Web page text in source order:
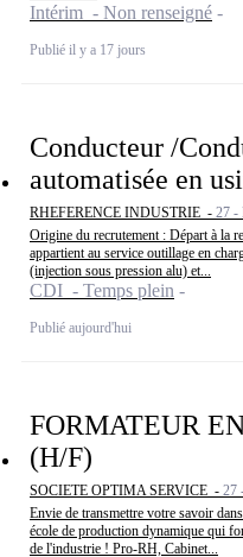
Intérim - Non renseigné
Publié il y a 17 jours
Conducteur /
automatisée en
RHEFERENCE INDUSTRIE - 27 -
Origine du recrutement : Départ à la
appartient au service outillage en
(injection sous pression alu) et...
CDI - Temps plein
Publié aujourd'hui
FORMATEUR
(H/F)
SOCIETE OPTIMA SERVICE - 27
Envie de transmettre votre savoir
école de production dynamique qui
de l'industrie ! Pro-RH, Cabinet...